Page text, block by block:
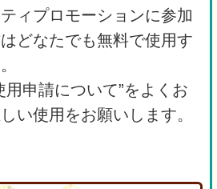
ィプロモーションに参加
どなたでも無料で使用す
申請について”をよくお
い使用をお願いします。